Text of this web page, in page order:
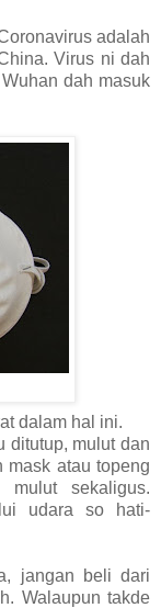
adalah
Virus ni dah
dah masuk
dalam hal ini.
ditutup, mulut dan
mask atau topeng
sekaligus.
udara so hati-
jangan beli dari
Walaupun takde